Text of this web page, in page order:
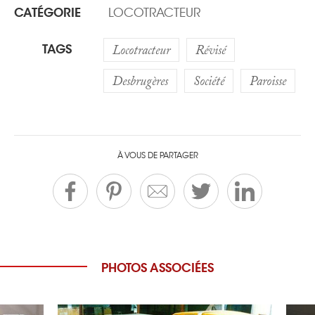
CATÉGORIE LOCOTRACTEUR
TAGS Locotracteur
Révisé
Desbrugères
Société Paroisse
À VOUS DE PARTAGER
PHOTOS ASSOCIÉES